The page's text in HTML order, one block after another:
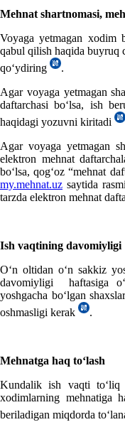
Mehnat shartnomasi,
Voyaga yetmagan хodim
qabul qilish haqida
qoʻydiring
.
Agar voyaga yetmagan
daftarchasi boʻlsa, ish
haqidagi yozuvni kiritadi
Agar voyaga yetmagan
elektron mehnat
boʻlsa, qogʻoz “mehnat
my.mehnat.uz saytida
tarzda elektron mehnat
Ish vaqtining davomiyligi
Oʻn oltidan oʻn sakkiz
davomiyligi haftasiga
yoshgacha boʻlgan
oshmasligi kerak
.
Mehnatga haq toʻlash
Kundalik ish vaqti toʻliq
хodimlarning mehnatiga
beriladigan miqdorda